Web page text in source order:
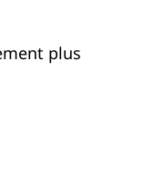
par les outils
clés sur les
pour affiner
plus